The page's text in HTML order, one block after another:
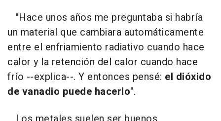
"Hace unos años me preguntaba si habría
un material que cambiara automáticamente
entre el enfriamiento radiativo cuando hace
calor y la retención del calor cuando hace
frío --explica--. Y entonces pensé: el dióxido
de vanadio puede hacerlo".